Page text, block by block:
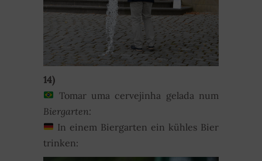
14)
Tomar uma cervejinha gelada num
Biergarten:
In einem Biergarten ein kühles Bier
trinken: